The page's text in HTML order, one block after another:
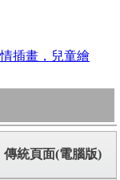
插畫，兒童繪
傳統頁面(電腦版)